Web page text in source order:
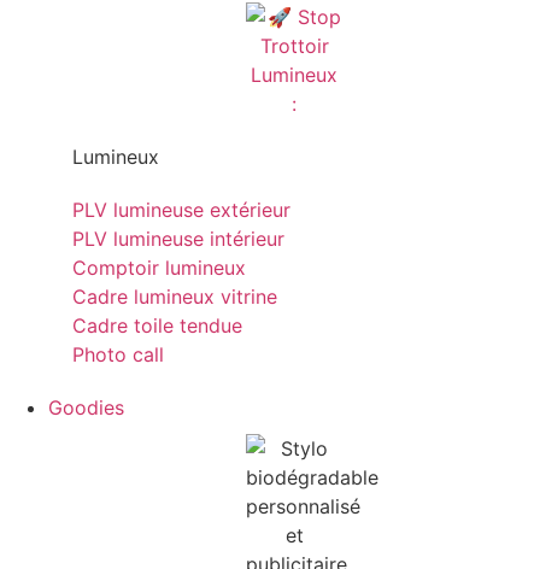
Lumineux
PLV lumineuse extérieur
PLV lumineuse intérieur
Comptoir lumineux
Cadre lumineux vitrine
Cadre toile tendue
Photo call
Goodies